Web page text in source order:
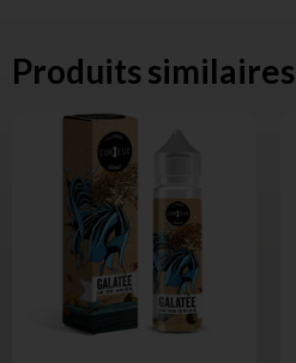
Produits similaires